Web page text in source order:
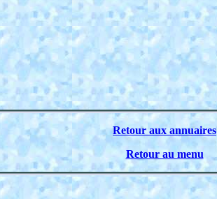
Retour aux annuaires
Retour au menu